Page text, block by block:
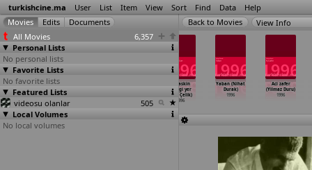
turkishcine.ma User List Item View Sort Find Data Help
All Movies
6,357
Personal Lists
No personal lists
Favorite Lists
No favorite lists
Featured Lists
videosu olanlar
505
Local Volumes
No local volumes
View Info
Bir nefes sevgi
(Adem Ayral)
1996
Bir askin
bittigi yer
(Veli Çelik)
1996
Yaban (Nihat
Durak)
1996
Aci zafer
(Yilmaz Duru)
1996